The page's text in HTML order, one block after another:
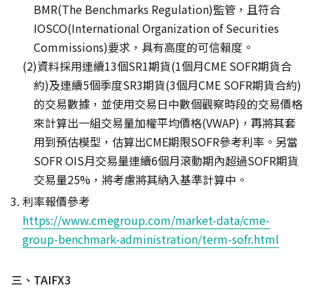
BMR(The Benchmarks Regulation)監管，且符合
IOSCO(International Organization of Securities
Commissions)要求，具有高度的可信賴度。
資料採用連續13個SR1期貨(1個月CME SOFR期貨合
約)及連續5個季度SR3期貨(3個月CME SOFR期貨合約)
的交易數據，並使用交易日中數個觀察時段的交易價格
來計算出一組交易量加權平均價格(VWAP)，再將其套
用到預估模型，估算出CME期限SOFR參考利率。另當
SOFR OIS月交易量連續6個月滾動期內超過SOFR期貨
交易量25%，將考慮將其納入基準計算中。
利率報價參考
https://www.cmegroup.com/market-data/cme-
group-benchmark-administration/term-sofr.html
三、TAIFX3